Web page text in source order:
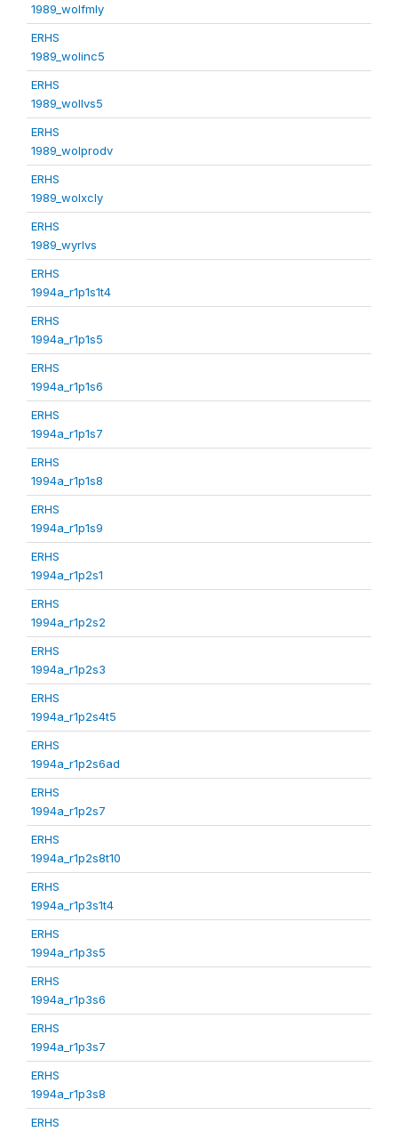
1989_wolfmly
ERHS
1989_wolinc5
ERHS
1989_wollvs5
ERHS
1989_wolprodv
ERHS
1989_wolxcly
ERHS
1989_wyrlvs
ERHS
1994a_r1p1s1t4
ERHS
1994a_r1p1s5
ERHS
1994a_r1p1s6
ERHS
1994a_r1p1s7
ERHS
1994a_r1p1s8
ERHS
1994a_r1p1s9
ERHS
1994a_r1p2s1
ERHS
1994a_r1p2s2
ERHS
1994a_r1p2s3
ERHS
1994a_r1p2s4t5
ERHS
1994a_r1p2s6ad
ERHS
1994a_r1p2s7
ERHS
1994a_r1p2s8t10
ERHS
1994a_r1p3s1t4
ERHS
1994a_r1p3s5
ERHS
1994a_r1p3s6
ERHS
1994a_r1p3s7
ERHS
1994a_r1p3s8
ERHS